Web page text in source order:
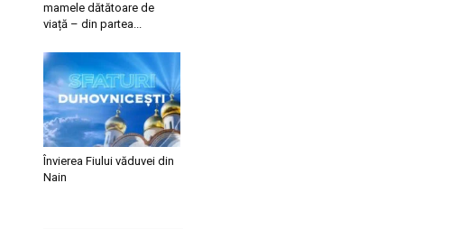
mamele dătătoare de
viață – din partea...
Învierea Fiului văduvei din
Nain